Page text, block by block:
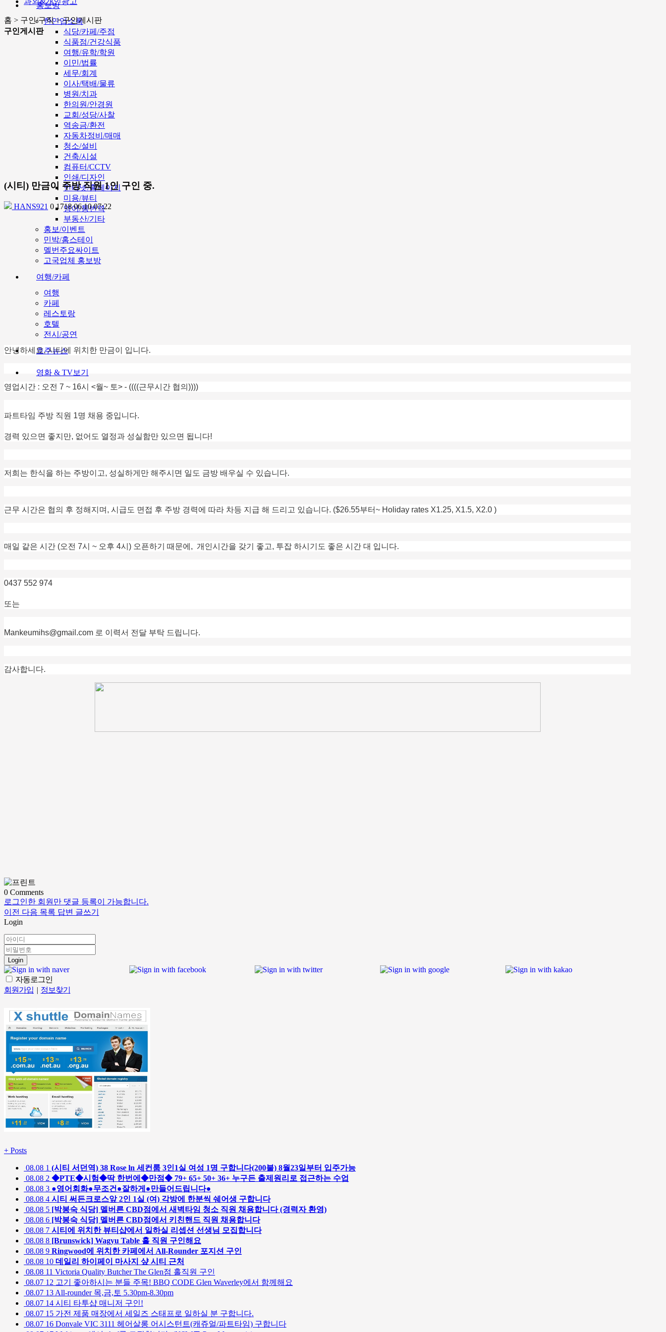
홍보방
한인업소록
식당/카페/주점
식품점/건강식품
여행/유학/학원
이민/법률
세무/회계
이사/택배/물류
병원/치과
한의원/안경원
교회/성당/사찰
역송금/환전
자동차정비/매매
청소/설비
건축/시설
컴퓨터/CCTV
인쇄/디자인
인터넷/홈페이지
미용/뷰티
영어/통번역
부동산/기타
홍보/이벤트
민박/홈스테이
멜번주요싸이트
고국업체 홍보방
여행/카페
여행
카페
레스토랑
호텔
전시/공연
호주뉴스
영화 & TV보기
홈 > 구인/구직 > 구인게시판
구인게시판
(시티) 만금이 주방 직원 1인 구인 중.
HANS921 0171806.10 07:22
안녕하세요, 시티에 위치한 만금이 입니다.
영업시간 : 오전 7 ~ 16시 <월~ 토> - ((((근무시간 협의))))
파트타임 주방 직원 1명 채용 중입니다.
경력 있으면 좋지만, 없어도 열정과 성실함만 있으면 됩니다!
저희는 한식을 하는 주방이고, 성실하게만 해주시면 일도 금방 배우실 수 있습니다.
근무 시간은 협의 후 정해지며, 시급도 면접 후 주방 경력에 따라 차등 지급 해 드리고 있습니다. ($26.55부터~ Holiday rates X1.25, X1.5, X2.0 )
매일 같은 시간 (오전 7시 ~ 오후 4시) 오픈하기 때문에, 개인시간을 갖기 좋고, 투잡 하시기도 좋은 시간 대 입니다.
0437 552 974
또는
Mankeumihs@gmail.com 로 이력서 전달 부탁 드립니다.
감사합니다.
0 Comments
로그인한 회원만 댓글 등록이 가능합니다.
이전 다음 목록 답변 글쓰기
Login
Login
자동로그인
회원가입 | 정보찾기
+ Posts
08.08 1 (시티 서던역) 38 Rose ln 세컨룸 3인1실 여성 1명 구합니다(200불) 8월23일부터 입주가능
08.08 2 ◆PTE◆시험◆딱 한번에◆만점◆ 79+ 65+ 50+ 36+ 누구든 출제원리로 접근하는 수업
08.08 3 ●영어회화●무조건●잘하게●만들어드립니다●
08.08 4 시티 써든크로스앞 2인 1실 (여) 각방에 한분씩 쉐어생 구합니다
08.08 5 [박봉숙 식당] 멜버른 CBD점에서 새벽타임 청소 직원 채용합니다 (경력자 환영)
08.08 6 [박봉숙 식당] 멜버른 CBD점에서 키친핸드 직원 채용합니다
08.08 7 시티에 위치한 뷰티샵에서 일하실 리셉션 선생님 모집합니다
08.08 8 [Brunswick] Wagyu Table 홀 직원 구인해요
08.08 9 Ringwood에 위치한 카페에서 All-Rounder 포지션 구인
08.08 10 데일리 하이페이 마사지 샾 시티 근처
08.08 11 Victoria Quality Butcher The Glen점 홀직원 구인
08.07 12 고기 좋아하시는 분들 주목! BBQ CODE Glen Waverley에서 함께해요
08.07 13All-rounder 목,금,토 5.30pm-8.30pm
08.07 14 시티 타투샵 매니저 구인!
08.07 15 가전 제품 매장에서 세일즈 스태프로 일하실 분 구합니다.
08.07 16 Donvale VIC 3111 헤어살롱 어시스턴트(캐쥬얼/파트타임) 구합니다